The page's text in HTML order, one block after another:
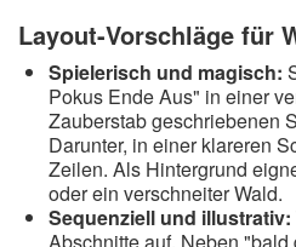
Layout-Vorschläge für
Spielerisch und magisch:
Pokus Ende Aus" in einer
Zauberstab geschriebenen
Darunter, in einer klareren
Zeilen. Als Hintergrund
oder ein verschneiter Wald.
Sequenziell und illustrativ: